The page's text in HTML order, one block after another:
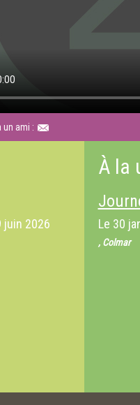
un ami :
juin 2026
À la
Le 30
, Colmar